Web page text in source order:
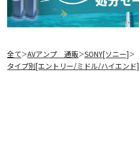
全て＞AVアンプ 通販＞SONY[ソニー]＞
タイプ別[エントリー/ミドル/ハイエンド]